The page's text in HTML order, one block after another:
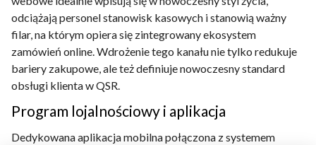
odciążają personel stanowisk kasowych i stanowią ważny
filar, na którym opiera się zintegrowany ekosystem
zamówień online. Wdrożenie tego kanału nie tylko redukuje
bariery zakupowe, ale też definiuje nowoczesny standard
obsługi klienta w QSR.
Program lojalnościowy i aplikacja
Dedykowana aplikacja mobilna połączona z systemem